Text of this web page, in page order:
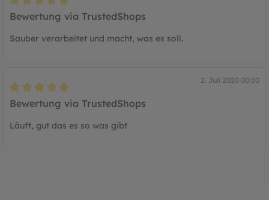
Bewertung mit 5 von 5 Sternen
Bewertung via TrustedShops
Sauber verarbeitet und macht, was es soll.
2. Juli 2020 00:00
Bewertung mit 5 von 5 Sternen
Bewertung via TrustedShops
Läuft, gut das es so was gibt